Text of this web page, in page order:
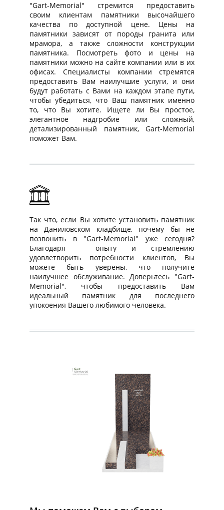
"Gart-Memorial" стремится предоставить
своим клиентам памятники высочайшего
качества по доступной цене. Цены на
памятники зависят от породы гранита или
мрамора, а также сложности конструкции
памятника. Посмотреть фото и цены на
памятники можно на сайте компании или в их
офисах. Специалисты компании стремятся
предоставить Вам наилучшие услуги, и они
будут работать с Вами на каждом этапе пути,
чтобы убедиться, что Ваш памятник именно
то, что Вы хотите. Ищете ли Вы простое,
элегантное надгробие или сложный,
детализированный памятник, Gart-Memorial
поможет Вам.
Так что, если Вы хотите установить памятник
на Даниловском кладбище, почему бы не
позвонить в "Gart-Memorial" уже сегодня?
Благодаря опыту и стремлению
удовлетворить потребности клиентов, Вы
можете быть уверены, что получите
наилучшее обслуживание. Доверьтесь "Gart-
Memorial", чтобы предоставить Вам
идеальный памятник для последнего
упокоения Вашего любимого человека.